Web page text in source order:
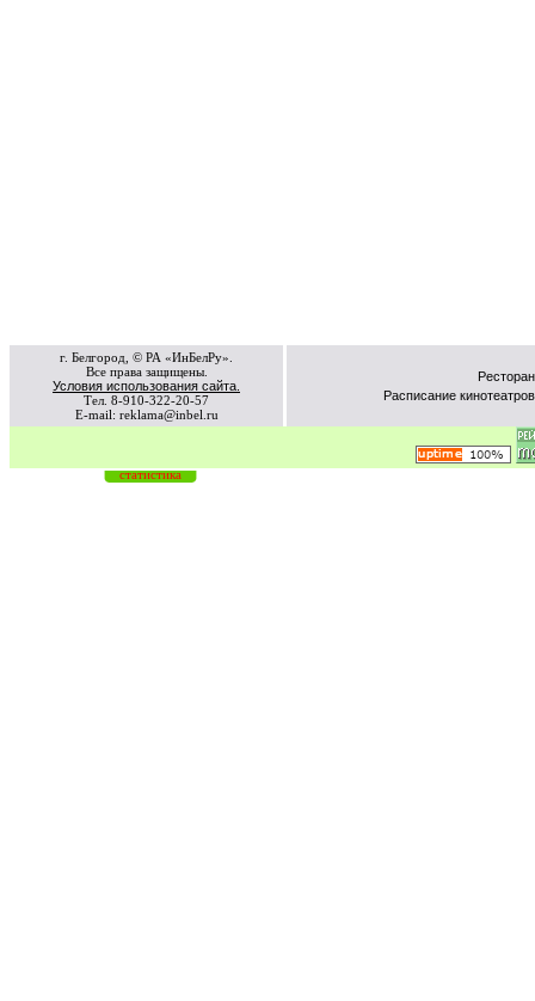
г. Белгород, © РА «ИнБелРу».
Все права защищены.
Условия использования сайта.
Тел. 8-910-322-20-57
E-mail: reklama@inbel.ru
Расписание кинотеатров
статистика